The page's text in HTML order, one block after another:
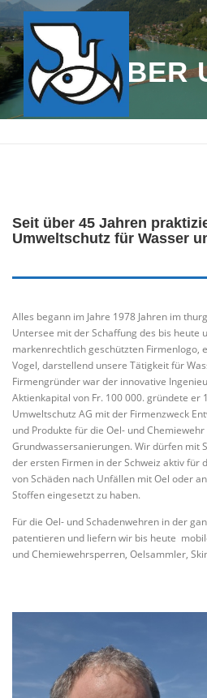
Zum
Inhalt
springen
ÜBER
Seit über 45 Jahren
Umweltschutz für Wasser
Alles begann im Jahre 1978 Jahren im
Untersee mit der Schaffung des bis heute
markenrechtlich geschützten Firmenlogo,
Vogel, darstellend unsere Tätigkeit für
Firmengründer war der innovative
Aktienkapital von Fr. 100 000. gründete er
Umweltschutz AG mit der Firmenzweck
und Produkte für die Oel- und
Grundwassersanierungen. Wir dürfen mit
der ersten Firmen in der Schweiz aktiv für
von Schäden nach Unfällen mit Oel oder
Stoffen eingesetzt zu haben.
Für die Oel- und Schadenwehren in der
patentieren und liefern wir bis heute
und Chemiewehrsperren, Oelsammler,